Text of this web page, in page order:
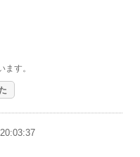
ます。